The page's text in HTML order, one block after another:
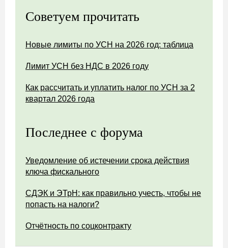
Советуем прочитать
Новые лимиты по УСН на 2026 год: таблица
Лимит УСН без НДС в 2026 году
Как рассчитать и уплатить налог по УСН за 2
квартал 2026 года
Последнее с форума
Уведомление об истечении срока действия
ключа фискального
СДЭК и ЭТрН: как правильно учесть, чтобы не
попасть на налоги?
Отчётность по соцконтракту